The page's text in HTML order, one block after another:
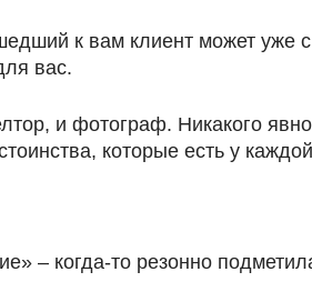
к вам клиент может уже
вас.
и фотограф. Никакого
которые есть у
– когда-то резонно